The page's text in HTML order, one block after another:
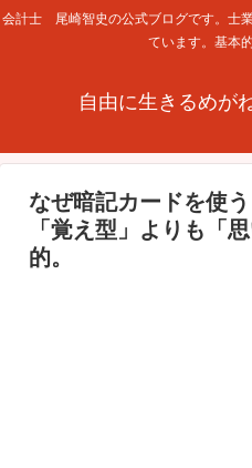
会計士 尾崎智史の公式ブログです。士
ています。基本
自由に生きるめが
なぜ暗記カードを使
「覚え型」よりも「
的。